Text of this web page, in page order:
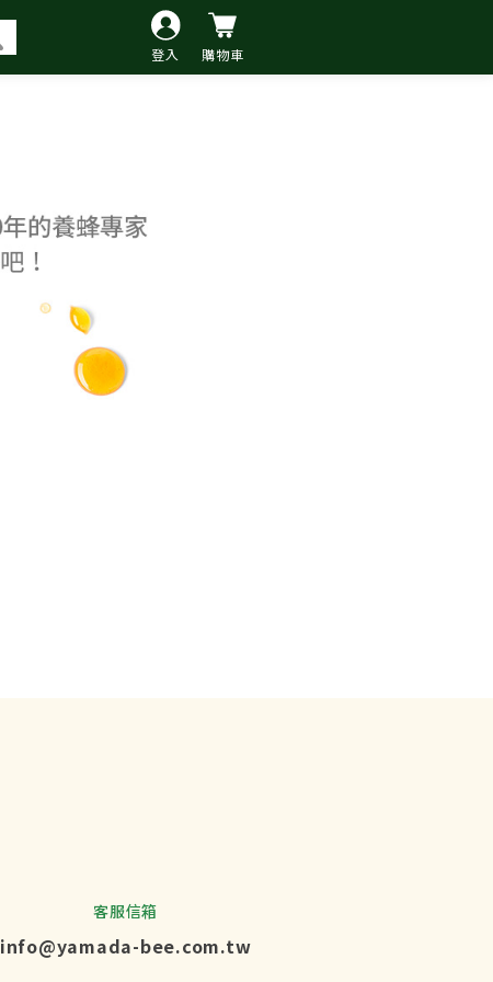
登入 購物車
客服信箱
info@yamada-bee.com.tw